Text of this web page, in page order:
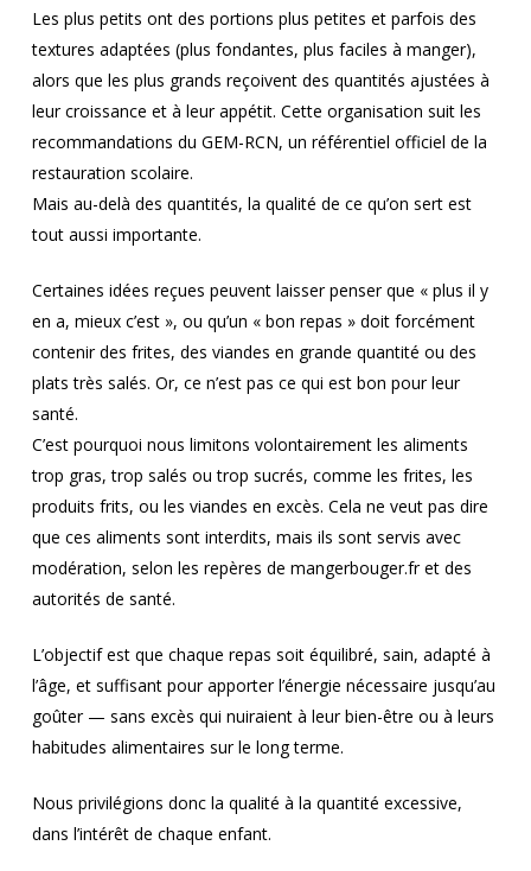
Les plus petits ont des portions plus petites et parfois des
textures adaptées (plus fondantes, plus faciles à manger),
alors que les plus grands reçoivent des quantités ajustées à
leur croissance et à leur appétit. Cette organisation suit les
recommandations du GEM-RCN, un référentiel officiel de la
restauration scolaire.
Mais au-delà des quantités, la qualité de ce qu’on sert est
tout aussi importante.
Certaines idées reçues peuvent laisser penser que « plus il y
en a, mieux c’est », ou qu’un « bon repas » doit forcément
contenir des frites, des viandes en grande quantité ou des
plats très salés. Or, ce n’est pas ce qui est bon pour leur
santé.
C’est pourquoi nous limitons volontairement les aliments
trop gras, trop salés ou trop sucrés, comme les frites, les
produits frits, ou les viandes en excès. Cela ne veut pas dire
que ces aliments sont interdits, mais ils sont servis avec
modération, selon les repères de mangerbouger.fr et des
autorités de santé.
L’objectif est que chaque repas soit équilibré, sain, adapté à
l’âge, et suffisant pour apporter l’énergie nécessaire jusqu’au
goûter — sans excès qui nuiraient à leur bien-être ou à leurs
habitudes alimentaires sur le long terme.
Nous privilégions donc la qualité à la quantité excessive,
dans l’intérêt de chaque enfant.